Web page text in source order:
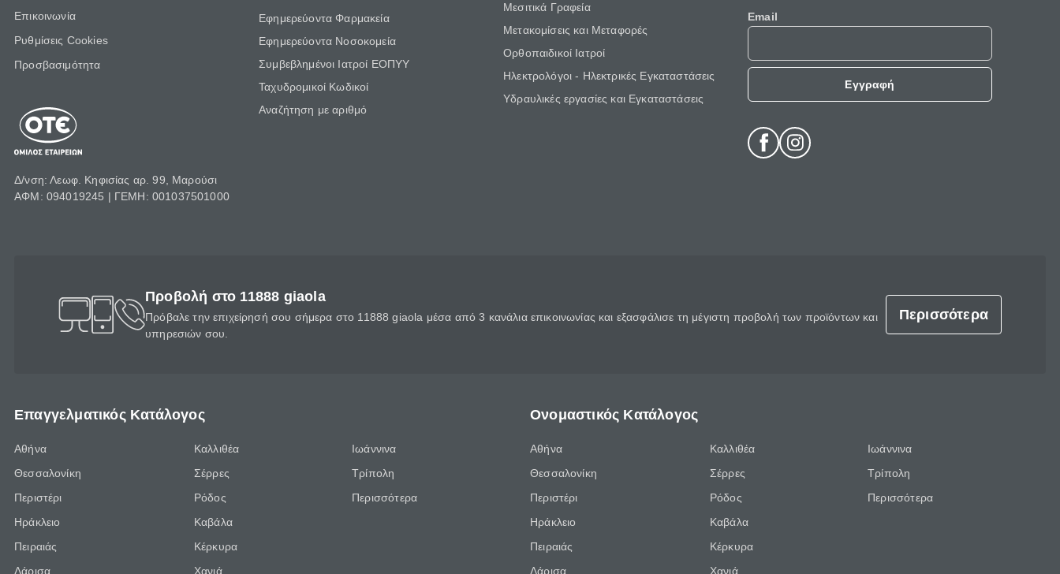
Επικοινωνία
Ρυθμίσεις Cookies
Προσβασιμότητα
Δ/νση: Λεωφ. Κηφισίας αρ. 99, Μαρούσι
ΑΦΜ: 094019245 | ΓΕΜΗ: 001037501000
Εφημερεύοντα Φαρμακεία
Εφημερεύοντα Νοσοκομεία
Συμβεβλημένοι Ιατροί ΕΟΠΥΥ
Ταχυδρομικοί Κωδικοί
Αναζήτηση με αριθμό
Μεσιτικά Γραφεία
Μετακομίσεις και Μεταφορές
Ορθοπαιδικοί Ιατροί
Ηλεκτρολόγοι - Ηλεκτρικές Εγκαταστάσεις
Υδραυλικές εργασίες και Εγκαταστάσεις
Email
Εγγραφή
Προβολή στο 11888 giaola
Πρόβαλε την επιχείρησή σου σήμερα στο 11888 giaola μέσα από 3 κανάλια επικοινωνίας και εξασφάλισε τη μέγιστη προβολή των προϊόντων και
υπηρεσιών σου.
Περισσότερα
Επαγγελματικός Κατάλογος
Αθήνα
Θεσσαλονίκη
Περιστέρι
Ηράκλειο
Πειραιάς
Λάρισα
Καλλιθέα
Σέρρες
Ρόδος
Καβάλα
Κέρκυρα
Χανιά
Ιωάννινα
Τρίπολη
Περισσότερα
Ονομαστικός Κατάλογος
Αθήνα
Θεσσαλονίκη
Περιστέρι
Ηράκλειο
Πειραιάς
Λάρισα
Καλλιθέα
Σέρρες
Ρόδος
Καβάλα
Κέρκυρα
Χανιά
Ιωάννινα
Τρίπολη
Περισσότερα